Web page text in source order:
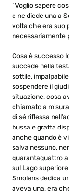
“Voglio sapere
e ne diede una a
volta che era suo
necessariamente
Cosa è successo
succede nella
sottile,
sospendere il
situazione, cosa
chiamato a
di sé riflessa
bussa e gratta
anche quando è
salva nessuno,
quarantaquattro
sul Lago
Smolens dedica
aveva una, era